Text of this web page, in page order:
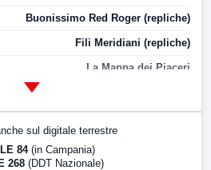
Buonissimo Red Roger (repliche)
Fili Meridiani (repliche)
La Mappa dei Piaceri
sul digitale terrestre
84 (in Campania)
268 (DDT Nazionale)